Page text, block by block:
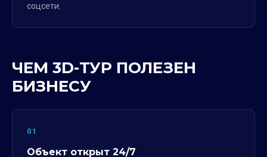
соцсети.
ЧЕМ 3D-ТУР ПОЛЕЗЕН
БИЗНЕСУ
01
Объект открыт 24/7